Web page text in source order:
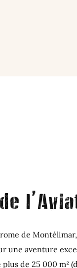
de
une aventure
de 25 000 m²